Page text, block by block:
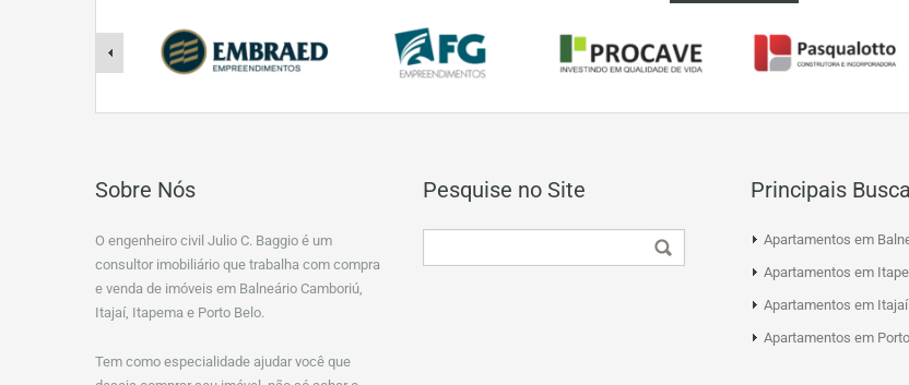
Sobre Nós
O engenheiro civil Julio C. Baggio é um
consultor imobiliário que trabalha com compra
e venda de imóveis em Balneário Camboriú,
Itajaí, Itapema e Porto Belo.
Tem como especialidade ajudar você que
Pesquise no Site Principais
Apartamentos em
Apartamentos em
Apartamentos em Itajaí
Apartamentos em